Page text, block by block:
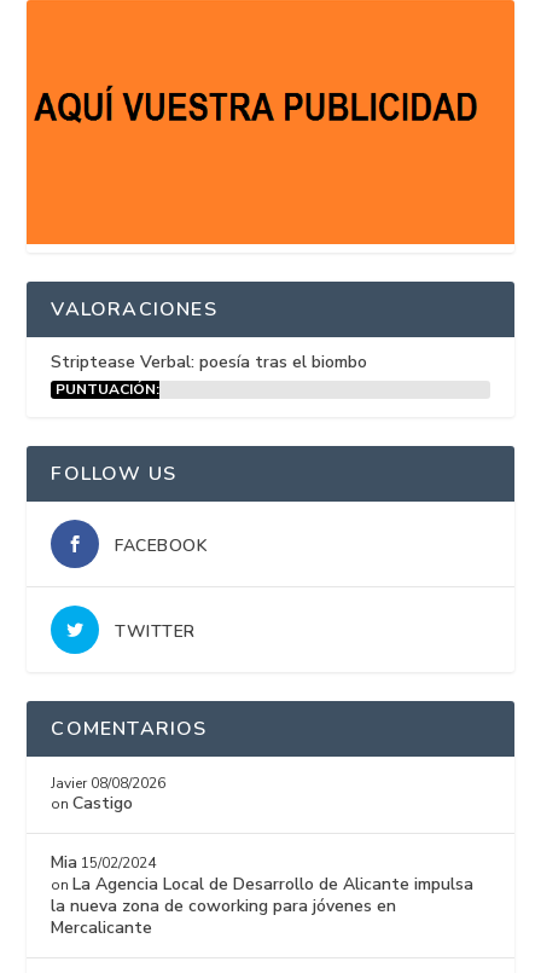
VALORACIONES
Striptease Verbal: poesía tras el biombo
PUNTUACIÓN:
FOLLOW US
FACEBOOK
TWITTER
COMENTARIOS
Javier 08/08/2026
onCastigo
Mia 15/02/2024
on La Agencia Local de Desarrollo de Alicante impulsa
la nueva zona de coworking para jóvenes en
Mercalicante